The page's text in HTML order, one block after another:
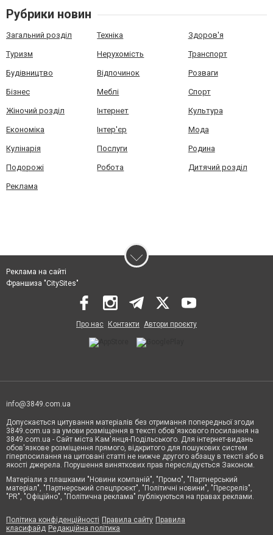
Рубрики новин
Загальний розділ Техніка Здоров'я
Туризм Нерухомість Транспорт
Будівництво Відпочинок Розваги
Бізнес Меблі Спорт
Жіночий розділ Інтернет Культура
Економіка Інтер'єр Мода
Кулінарія Послуги Родина
Подорожі Робота Дитячий розділ
Реклама
Реклама на сайті
Франшиза "CitySites"
Про нас Контакти Автори проєкту
info@3849.com.ua
Допускається цитування матеріалів без отримання попередньої згоди
3849.com.ua за умови розміщення в тексті обов'язкового посилання на
3849.com.ua - Сайт міста Кам'янця-Подільського. Для інтернет-видань
обов'язкове розміщення прямого, відкритого для пошукових систем
гіперпосилання на цитовані статті не нижче другого абзацу в тексті або в
якості джерела. Порушення виняткових прав переслідується Законом.
Матеріали з плашками "Новини компаній", "Промо", "Партнерський
матеріал", "Партнерський спецпроєкт", "Політичні новини", "Пресреліз",
"PR", "Офіційно", "Політична реклама" публікуються на правах реклами.
Політика конфіденційності Правила сайту Правила
класифайд Редакційна політика